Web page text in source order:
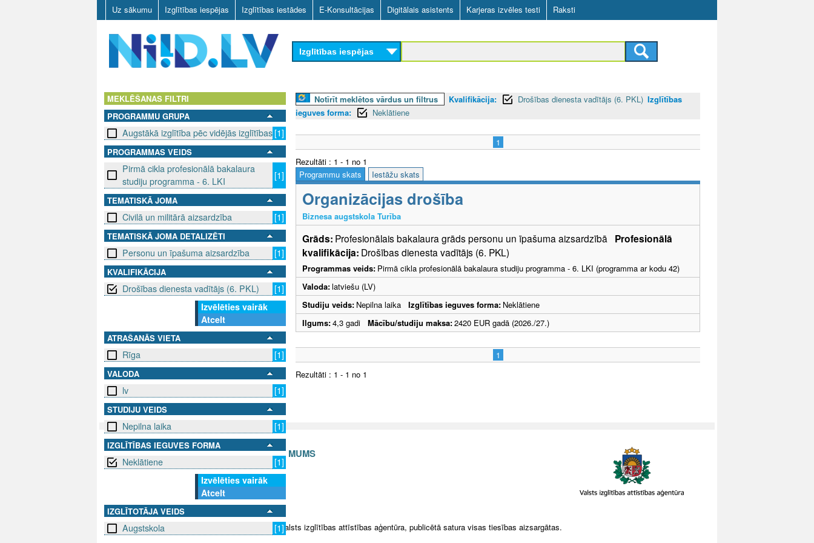
Skip
to
main
content
Uz sākumu Izglītības iespējas Izglītības iestādes E-Konsultācijas Digitālais asistents Karjeras izvēles testi Raksti
D
L
V
Izglītības iespējas
MEKLĒŠANAS FILTRI
PROGRAMMU GRUPA
Augstākā izglītība pēc vidējās izglītības [1]
PROGRAMMAS VEIDS
Pirmā cikla profesionālā bakalaura
studiju programma - 6. LKI
[1]
TEMATISKĀ JOMA
Civilā un militārā aizsardzība [1]
TEMATISKĀ JOMA DETALIZĒTI
Personu un īpašuma aizsardzība [1]
KVALIFIKĀCIJA
Drošības dienesta vadītājs (6. PKL)
[1]
Izvēlēties vairāk
Atcelt
ATRAŠANĀS VIETA
Rīga [1]
VALODA
lv [1]
STUDIJU VEIDS
Nepilna laika [1]
IZGLĪTĪBAS IEGUVES FORMA
Neklātiene
[1]
Izvēlēties vairāk
Atcelt
IZGLĪTOTĀJA VEIDS
Augstskola [1]
Notīrīt meklētos vārdus un filtrus Kvalifikācija: Drošības dienesta vadītājs (6. PKL) Izglītības
ieguves forma:
Neklātiene
1
Rezultāti : 1 - 1 no 1
Programmu skats
Iestāžu skats
Organizācijas drošība
Biznesa augstskola Turība
Grāds: Profesionālais bakalaura grāds personu un īpašuma aizsardzībā Profesionālā
kvalifikācija: Drošības dienesta vadītājs (6. PKL)
Programmas veids: Pirmā cikla profesionālā bakalaura studiju programma - 6. LKI (programma ar kodu 42)
Valoda:latviešu (LV)
Studiju veids: Nepilna laika Izglītības ieguves forma: Neklātiene
Ilgums:4,3 gadi Mācību/studiju maksa:2420 EUR gadā (2026./27.)
1
Rezultāti : 1 - 1 no 1
SEKO MUMS SAZINIES AR MUMS
info@niid.lv
© 2025 Valsts izglītības attīstības aģentūra, publicētā satura visas tiesības aizsargātas.